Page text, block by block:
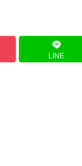
LINE